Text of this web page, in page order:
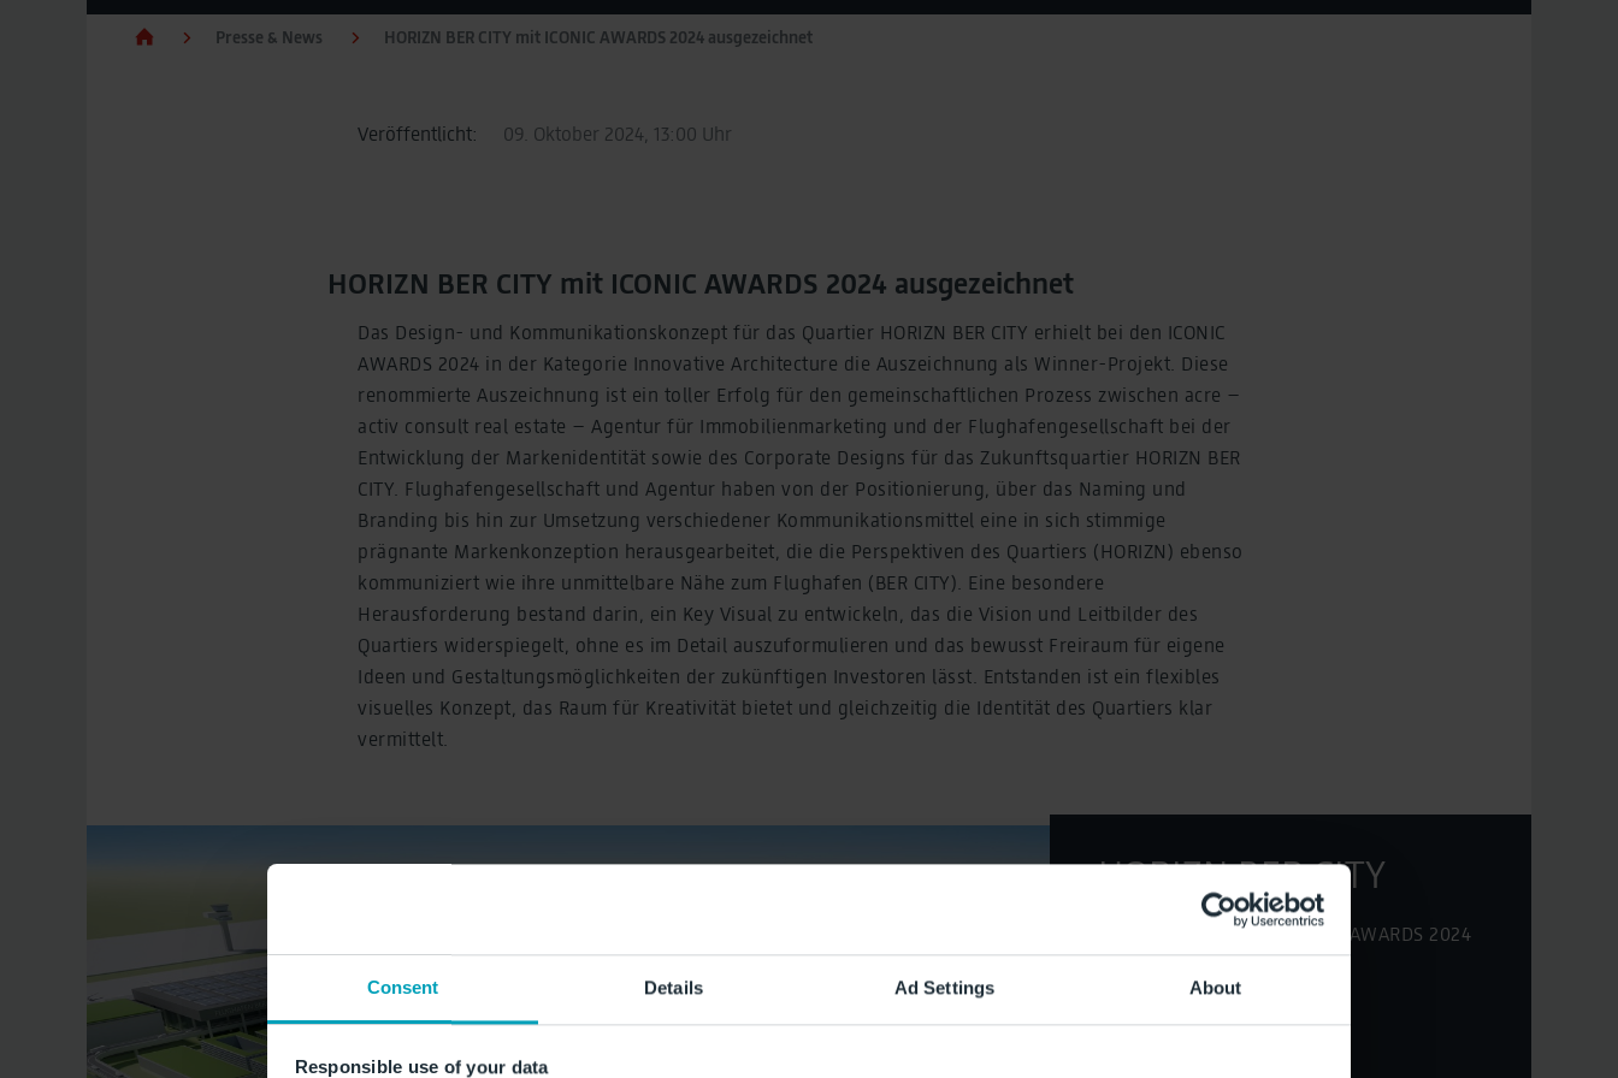
Consent Details Ad Settings About
Responsible use of your data
Presse & News HORIZN BER CITY mit ICONIC AWARDS 2024 ausgezeichnet
Veröffentlicht: 09. Oktober 2024, 13:00 Uhr
HORIZN BER CITY mit ICONIC AWARDS 2024 ausgezeichnet
Das Design- und Kommunikationskonzept für das Quartier HORIZN BER CITY erhielt bei den ICONIC
AWARDS 2024 in der Kategorie Innovative Architecture die Auszeichnung als Winner-Projekt. Diese
renommierte Auszeichnung ist ein toller Erfolg für den gemeinschaftlichen Prozess zwischen acre –
activ consult real estate – Agentur für Immobilienmarketing und der Flughafengesellschaft bei der
Entwicklung der Markenidentität sowie des Corporate Designs für das Zukunftsquartier HORIZN BER
CITY. Flughafengesellschaft und Agentur haben von der Positionierung, über das Naming und
Branding bis hin zur Umsetzung verschiedener Kommunikationsmittel eine in sich stimmige
prägnante Markenkonzeption herausgearbeitet, die die Perspektiven des Quartiers (HORIZN) ebenso
kommuniziert wie ihre unmittelbare Nähe zum Flughafen (BER CITY). Eine besondere
Herausforderung bestand darin, ein Key Visual zu entwickeln, das die Vision und Leitbilder des
Quartiers widerspiegelt, ohne es im Detail auszuformulieren und das bewusst Freiraum für eigene
Ideen und Gestaltungsmöglichkeiten der zukünftigen Investoren lässt. Entstanden ist ein flexibles
visuelles Konzept, das Raum für Kreativität bietet und gleichzeitig die Identität des Quartiers klar
vermittelt.
HORIZN BER CITY
HORIZN BER CITY mit ICONIC AWARDS 2024
ausgezeichnet
Jetzt ansehen